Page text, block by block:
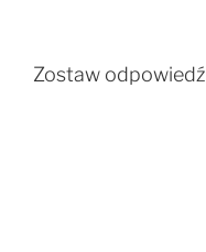
Zostaw odpowiedź